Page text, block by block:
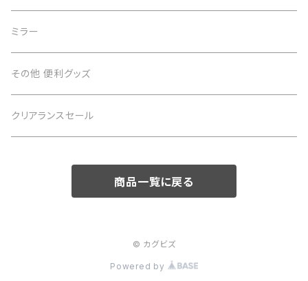
テーブル
サイドテーブル
ミラー
その他 便利グッズ
クリアランスセール
商品一覧に戻る
© カグビズ
Powered by